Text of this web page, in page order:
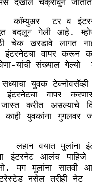
देखील चक्रावून जातात
कॉम्युअर
टर व
बदलून गेली आहे .
चेक खरडावे लागत
इंटरनेटचा वापर करून
-यांची संख्याल गेल्याे
सध्याचा युवक टेक्नोवसॅव्ही
इंटरनेटचा वापर
जास्त करीत असल्याचे
काही युवकांना गुगलवर
लहान वयात मुलांना
इंटरनेट आलंच पाहिजे
.मग मुलांना सातवी
नसेल तरीही नेट